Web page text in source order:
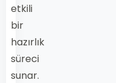
etkili
bir
hazırlık
süreci
sunar.